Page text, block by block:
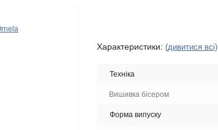
Характеристики: (дивитися всі)
Техніка
Вишивка бісером
Форма випуску